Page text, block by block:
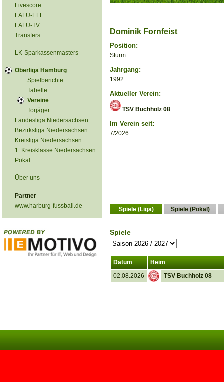
Livescore
LAFU-ELF
LAFU-TV
Transfers
LK-Sparkassenmasters
Oberliga Hamburg
Spielberichte
Tabelle
Vereine
Torjäger
Landesliga Niedersachsen
Bezirksliga Niedersachsen
Kreisliga Niedersachsen
1. Kreisklasse Niedersachsen
Pokal
Über uns
Partner
www.harburg-fussball.de
Dominik Fornfeist
Position:
Sturm
Jahrgang:
1992
Aktueller Verein:
TSV Buchholz 08
Im Verein seit:
7/2026
Spiele (Liga) Spiele (Pokal)
Spiele
Datum
Heim
02.08.2026
TSV Buchholz 08